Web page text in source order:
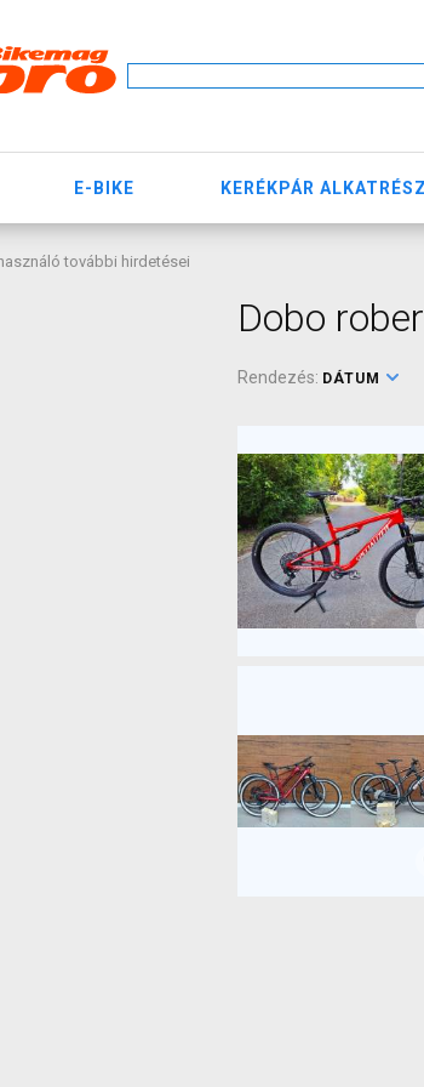
E-BIKE KERÉKPÁR ALKATRÉSZ
további hirdetései
Dobo
Rendezés: DÁTUM